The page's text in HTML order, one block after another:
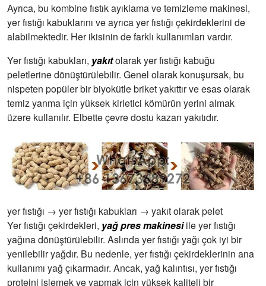
Ayrıca, bu kombine fıstık ayıklama ve temizleme makinesi,
yer fıstığı kabuklarını ve ayrıca yer fıstığı çekirdeklerini de
alabilmektedir. Her ikisinin de farklı kullanımları vardır.
Yer fıstığı kabukları, yakıtolarak yer fıstığı kabuğu
peletlerine dönüştürülebilir. Genel olarak konuşursak, bu
nispeten popüler bir biyokütle briket yakıttır ve esas olarak
temiz yanma için yüksek kirletici kömürün yerini almak
üzere kullanılır. Elbette çevre dostu kazan yakıtıdır.
yer fıstığı → yer fıstığı kabukları → yakıt olarak pelet
Yer fıstığı çekirdekleri, yağ pres makinesiile yer fıstığı
yağına dönüştürülebilir. Aslında yer fıstığı yağı çok iyi bir
yenilebilir yağdır. Bu nedenle, yer fıstığı çekirdeklerinin ana
kullanımı yağ çıkarmadır. Ancak, yağ kalıntısı, yer fıstığı
proteini işlemek ve yapmak için yüksek kaliteli bir